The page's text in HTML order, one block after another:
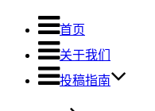
首页
关于我们
投稿指南